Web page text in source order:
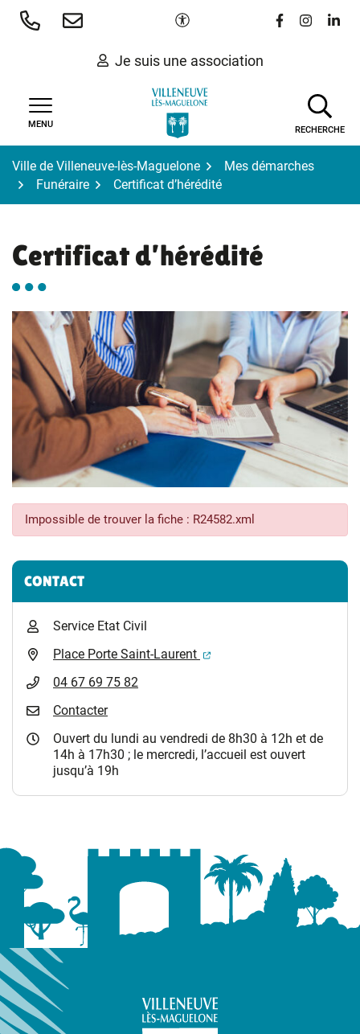
Aller
Paramètres d'accessibilité
Lien vers le
Lien vers
Lien
Je suis une association
MENU
RECHERCHE
Ville de Villeneuve-lès-Maguelone
Mes démarches
Funéraire
Certificat d’hérédité
Certificat d’hérédité
Impossible de trouver la fiche : R24582.xml
Informations complémentaires
CONTACT
Service Etat Civil
Place Porte Saint-Laurent
(ouverture dans un
04 67 69 75 82
Contacter
Ouvert du lundi au vendredi de 8h30 à 12h et de
14h à 17h30 ; le mercredi, l’accueil est ouvert
jusqu’à 19h